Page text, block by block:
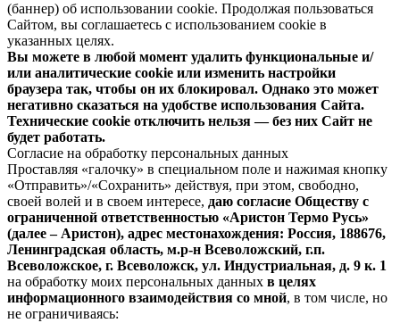
(баннер) об использовании cookie. Продолжая пользоваться
Сайтом, вы соглашаетесь с использованием cookie в
указанных целях.
Вы можете в любой момент удалить функциональные и/
или аналитические cookie или изменить настройки
браузера так, чтобы он их блокировал. Однако это может
негативно сказаться на удобстве использования Сайта.
Технические cookie отключить нельзя — без них Сайт не
будет работать.
Согласие на обработку персональных данных
Проставляя «галочку» в специальном поле и нажимая кнопку
«Отправить»/«Сохранить» действуя, при этом, свободно,
своей волей и в своем интересе, даю согласие Обществу с
ограниченной ответственностью «Аристон Термо Русь»
(далее – Аристон), адрес местонахождения: Россия, 188676,
Ленинградская область, м.р-н Всеволожский, г.п.
Всеволожское, г. Всеволожск, ул. Индустриальная, д. 9 к. 1
на обработку моих персональных данных в целях
информационного взаимодействия со мной, в том числе, но
не ограничиваясь: